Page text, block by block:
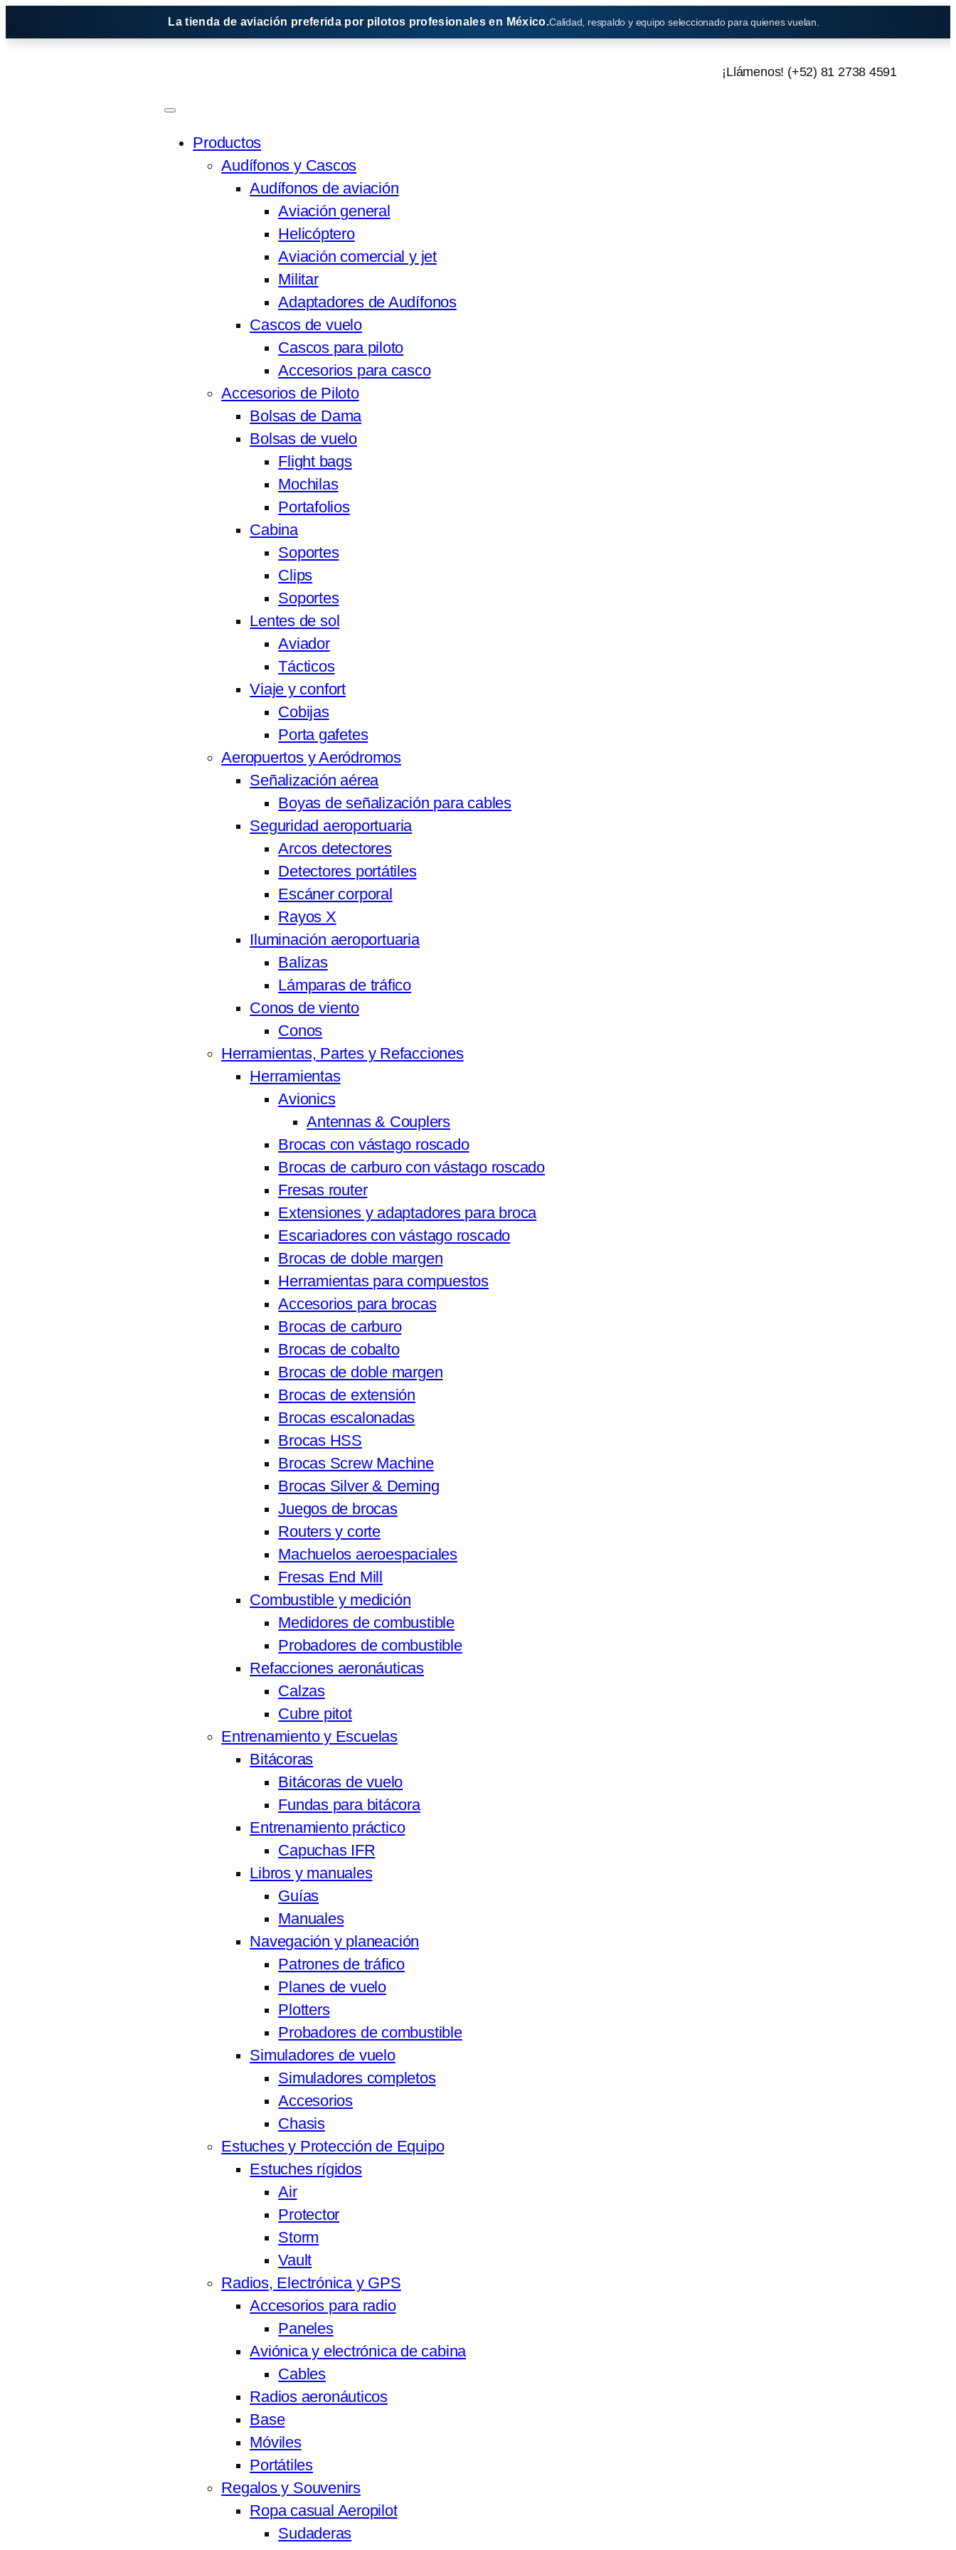
al
La tienda de aviación preferida por pilotos profesionales en México.Calidad, respaldo y equipo seleccionado para quienes vuelan.
¡Llámenos! (+52) 81 2738 4591
Productos
Audífonos y Cascos
Audífonos de aviación
Aviación general
Helicóptero
Aviación comercial y jet
Militar
Adaptadores de Audífonos
Cascos de vuelo
Cascos para piloto
Accesorios para casco
Accesorios de Piloto
Bolsas de Dama
Bolsas de vuelo
Flight bags
Mochilas
Portafolios
Cabina
Soportes
Clips
Soportes
Lentes de sol
Aviador
Tácticos
Viaje y confort
Cobijas
Porta gafetes
Aeropuertos y Aeródromos
Señalización aérea
Boyas de señalización para cables
Seguridad aeroportuaria
Arcos detectores
Detectores portátiles
Escáner corporal
Rayos X
Iluminación aeroportuaria
Balizas
Lámparas de tráfico
Conos de viento
Conos
Herramientas, Partes y Refacciones
Herramientas
Avionics
Antennas & Couplers
Brocas con vástago roscado
Brocas de carburo con vástago roscado
Fresas router
Extensiones y adaptadores para broca
Escariadores con vástago roscado
Brocas de doble margen
Herramientas para compuestos
Accesorios para brocas
Brocas de carburo
Brocas de cobalto
Brocas de doble margen
Brocas de extensión
Brocas escalonadas
Brocas HSS
Brocas Screw Machine
Brocas Silver & Deming
Juegos de brocas
Routers y corte
Machuelos aeroespaciales
Fresas End Mill
Combustible y medición
Medidores de combustible
Probadores de combustible
Refacciones aeronáuticas
Calzas
Cubre pitot
Entrenamiento y Escuelas
Bitácoras
Bitácoras de vuelo
Fundas para bitácora
Entrenamiento práctico
Capuchas IFR
Libros y manuales
Guías
Manuales
Navegación y planeación
Patrones de tráfico
Planes de vuelo
Plotters
Probadores de combustible
Simuladores de vuelo
Simuladores completos
Accesorios
Chasis
Estuches y Protección de Equipo
Estuches rígidos
Air
Protector
Storm
Vault
Radios, Electrónica y GPS
Accesorios para radio
Paneles
Aviónica y electrónica de cabina
Cables
Radios aeronáuticos
Base
Móviles
Portátiles
Regalos y Souvenirs
Ropa casual Aeropilot
Sudaderas